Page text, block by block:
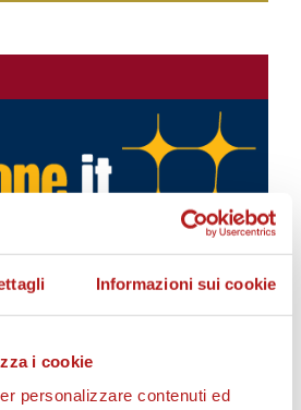
Informazioni sui cookie
i cookie
personalizzare contenuti ed
STORE